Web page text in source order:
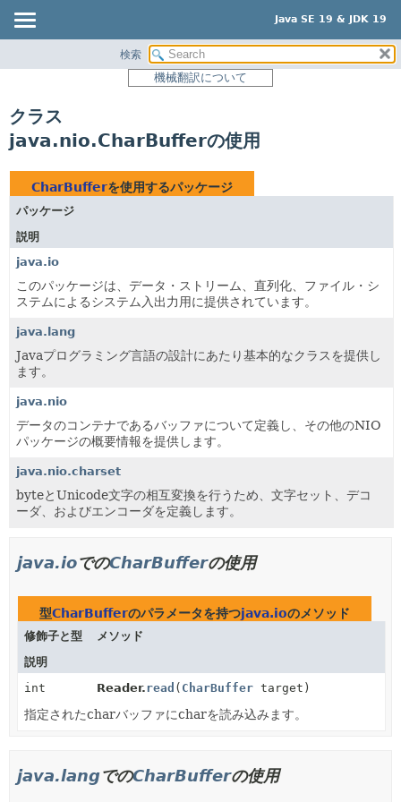
Java SE 19 & JDK 19
パッケージ
クラス
使用
ツリー
新規
非推奨
索引
ヘルプ
検索
機械翻訳について
クラス
java.nio.CharBufferの使用
CharBufferを使用するパッケージ
パッケージ
説明
java.io
このパッケージは、データ・ストリーム、直列化、ファイル・シ
ステムによるシステム入出力用に提供されています。
java.lang
Javaプログラミング言語の設計にあたり基本的なクラスを提供し
ます。
java.nio
データのコンテナであるバッファについて定義し、その他のNIO
パッケージの概要情報を提供します。
java.nio.charset
byteとUnicode文字の相互変換を行うため、文字セット、デコ
ーダ、およびエンコーダを定義します。
java.ioでのCharBufferの使用
型CharBufferのパラメータを持つjava.ioのメソッド
修飾子と型
メソッド
説明
int
Reader.read ( CharBuffer target)
指定されたcharバッファにcharを読み込みます。
java.langでのCharBufferの使用